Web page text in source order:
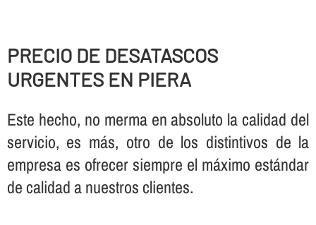
PRECIO DE DESATASCOS
URGENTES EN PIERA
Este hecho, no merma en absoluto la calidad del
servicio, es más, otro de los distintivos de la
empresa es ofrecer siempre el máximo estándar
de calidad a nuestros clientes.